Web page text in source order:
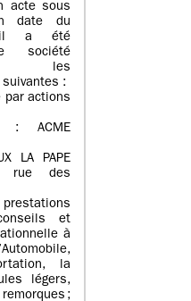
acte sous
date du
il a été
société
les
:
actions
: ACME
LA PAPE
rue des
et
à
la
légers,
;